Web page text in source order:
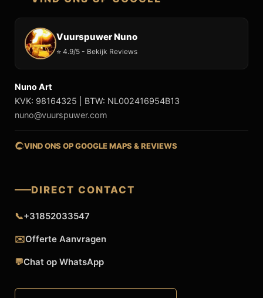
Vuurspuwer Nuno
⭐ 4.9/5 - Bekijk Reviews
Nuno Art
KVK: 98164325 | BTW: NL002416954B13
nuno@vuurspuwer.com
VIND ONS OP GOOGLE MAPS & REVIEWS
DIRECT CONTACT
📞+31852033547
✉️Offerte Aanvragen
💬Chat op WhatsApp